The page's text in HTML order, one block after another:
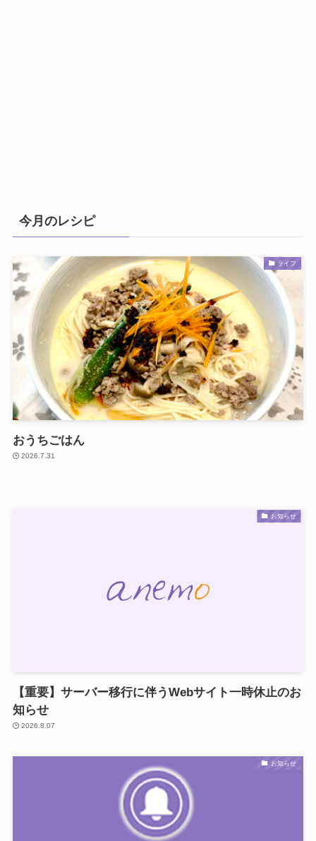
今月のレシピ
ライフ
おうちごはん
2026.7.31
お知らせ
【重要】サーバー移行に伴うWebサイト一時休止のお
知らせ
2026.8.07
お知らせ